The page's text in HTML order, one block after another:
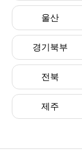
울산
경기북부
전북
제주